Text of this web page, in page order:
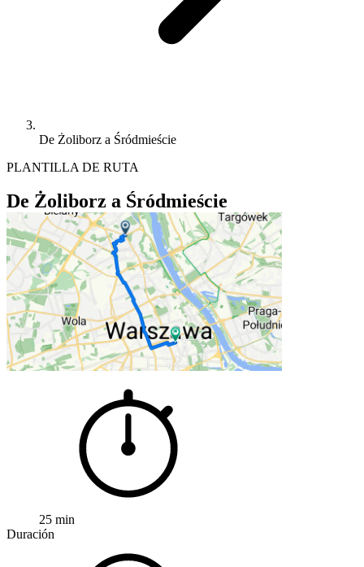
De Żoliborz a Śródmieście
PLANTILLA DE RUTA
De Żoliborz a Śródmieście
25 min
Duración